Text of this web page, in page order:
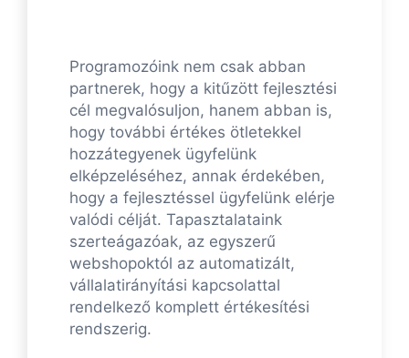
Programozóink nem csak abban
partnerek, hogy a kitűzött fejlesztési
cél megvalósuljon, hanem abban is,
hogy további értékes ötletekkel
hozzátegyenek ügyfelünk
elképzeléséhez, annak érdekében,
hogy a fejlesztéssel ügyfelünk elérje
valódi célját. Tapasztalataink
szerteágazóak, az egyszerű
webshopoktól az automatizált,
vállalatirányítási kapcsolattal
rendelkező komplett értékesítési
rendszerig.